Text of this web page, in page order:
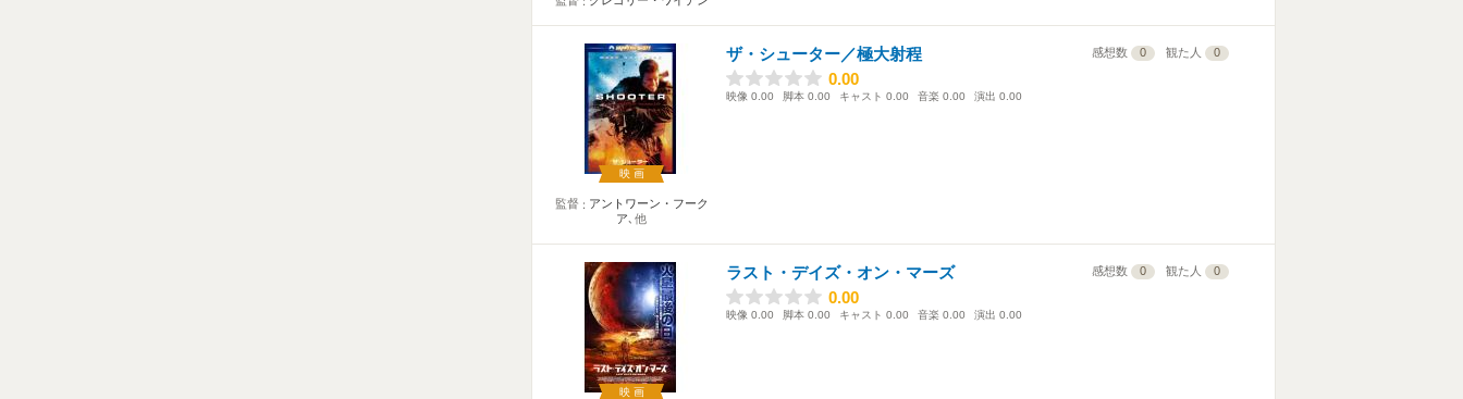
映画
監督
アントワーン・フーク
ア､他
ザ・シューター／極大射程 感想数 0 観た人 0
0.00
0.00
映像 0.00 脚本 0.00 キャスト 0.00 音楽 0.00 演出 0.00
映画
ラスト・デイズ・オン・マーズ 感想数 0 観た人 0
0.00
0.00
映像 0.00 脚本 0.00 キャスト 0.00 音楽 0.00 演出 0.00